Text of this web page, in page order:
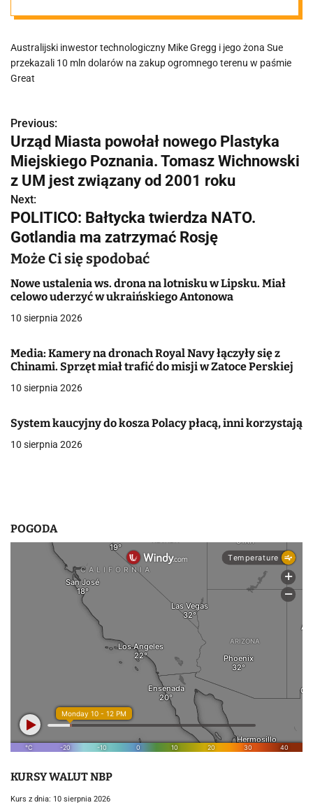
rezerwat będzie
miał
tys. hektarów
Australijski inwestor technologiczny Mike Gregg i jego żona Sue
przekazali 10 mln dolarów na zakup ogromnego terenu w paśmie
Great
N
a
w
i
g
a
c
j
w
p
i
s
Previous:
Urząd Miasta powołał nowego Plastyka
Miejskiego Poznania. Tomasz Wichnowski
z UM jest związany od 2001 roku
Next:
POLITICO: Bałtycka twierdza NATO.
Gotlandia ma zatrzymać Rosję
Może Ci się spodobać
Nowe ustalenia ws. drona na lotnisku w Lipsku. Miał
celowo uderzyć w ukraińskiego Antonowa
10 sierpnia 2026
Media: Kamery na dronach Royal Navy łączyły się z
Chinami. Sprzęt miał trafić do misji w Zatoce Perskiej
10 sierpnia 2026
System kaucyjny do kosza Polacy płacą, inni korzystają
10 sierpnia 2026
POGODA
KURSY WALUT NBP
Kurs z dnia: 10 sierpnia 2026